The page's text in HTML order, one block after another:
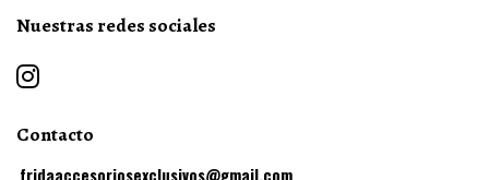
Nuestras redes sociales
Contacto
fridaaccesoriosexclusivos@gmail.com